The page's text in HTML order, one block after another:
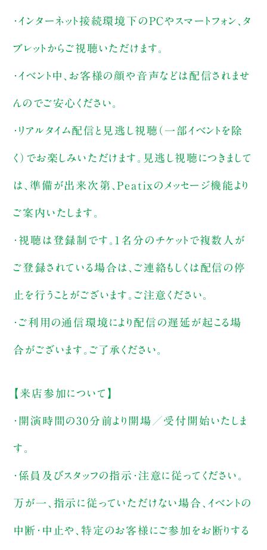
・インターネット接続環境下のPCやスマートフォン、タ
ブレットからご視聴いただけます。
・イベント中、お客様の顔や音声などは配信されませ
んのでご安心ください。
・リアルタイム配信と見逃し視聴（一部イベントを除
く）でお楽しみいただけます。見逃し視聴につきまして
は、準備が出来次第、Peatixのメッセージ機能より
ご案内いたします。
・視聴は登録制です。1名分のチケットで複数人が
ご登録されている場合は、ご連絡もしくは配信の停
止を行うことがございます。ご注意ください。
・ご利用の通信環境により配信の遅延が起こる場
合がございます。ご了承ください。
【来店参加について】
・開演時間の30分前より開場／受付開始いたしま
す。
・係員及びスタッフの指示・注意に従ってください。
万が一、指示に従っていただけない場合、イベントの
中断・中止や、特定のお客様にご参加をお断りする